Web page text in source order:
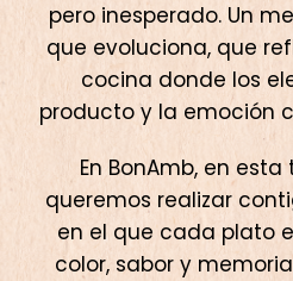
pero inesperado. Un
que evoluciona, que
cocina donde los
producto y la emoción
En BonAmb, en
queremos realizar
en el que cada plato
color, sabor y